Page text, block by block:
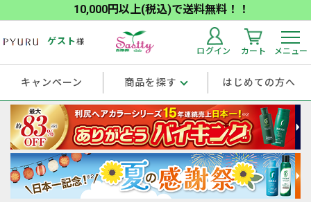
10,000円以上(税込)で送料無料！！
ゲスト様
ログイン カート メニュー
キャンペーン 商品を探す はじめての方へ